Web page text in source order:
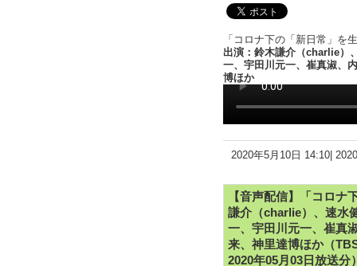
「コロナ下の「新日常」を
出演：鈴木謙介（charlie）
一、宇田川元一、崔真淑、
博ほか
2020年5月10日 14:10|
【音声配信】「コロ
謙介（charlie）、速水
一、宇田川元一、崔真
来、神里達博ほか（
2020年05月03日放送分